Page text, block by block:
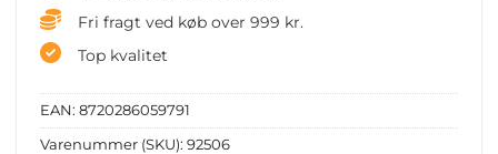
Fri fragt ved køb over 999 kr.
Top kvalitet
EAN: 8720286059791
Varenummer (SKU): 92506